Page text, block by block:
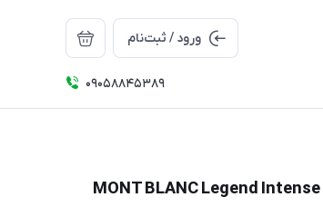
ورود / ثبت‌نام
09058845389